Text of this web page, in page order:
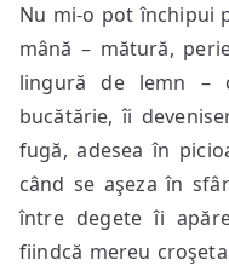
Nu mi-o pot închipui
mână – mătură,
lingură de lemn –
bucătărie, îi
fugă, adesea în
când se aşeza în
între degete îi
fiindcă mereu